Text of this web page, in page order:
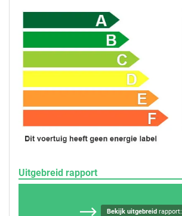
Uitgebreid rapport
Bekijk uitgebreidrapport: